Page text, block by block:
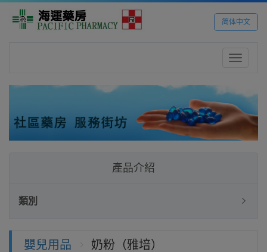
简体中文
Toggle
產品介紹
類別
嬰兒用品 奶粉（雅培）